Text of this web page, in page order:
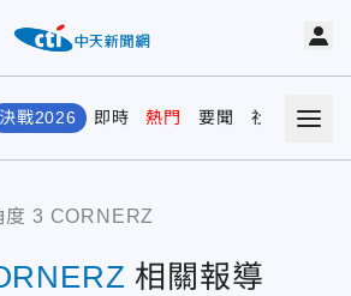
決戰2026 即時 熱門 要聞 社會 娛樂
度 3 CORNERZ
相關報導